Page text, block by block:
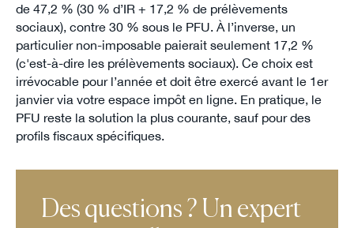
de 47,2 % (30 % d’IR + 17,2 % de prélèvements
sociaux), contre 30 % sous le PFU. À l’inverse, un
particulier non-imposable paierait seulement 17,2 %
(c'est-à-dire les prélèvements sociaux). Ce choix est
irrévocable pour l’année et doit être exercé avant le 1er
janvier via votre espace impôt en ligne. En pratique, le
PFU reste la solution la plus courante, sauf pour des
profils fiscaux spécifiques.
Des questions ? Un expert